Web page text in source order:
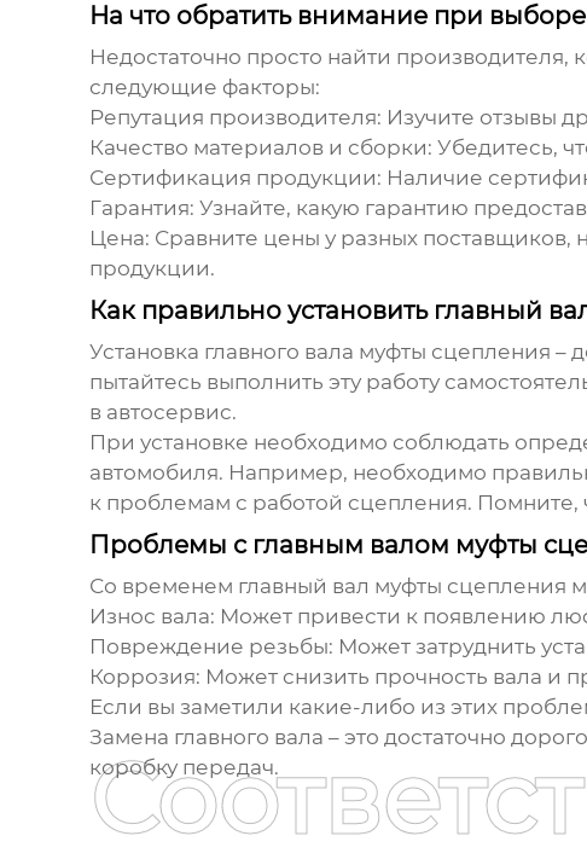
На что обратить внимание при
Недостаточно просто найти производителя,
следующие факторы:
Репутация производителя: Изучите отзывы
Качество материалов и сборки: Убедитесь,
Сертификация продукции: Наличие
Гарантия: Узнайте, какую гарантию
Цена: Сравните цены у разных поставщиков,
продукции.
Как правильно установить главный
Установка главного вала муфты сцепления
пытайтесь выполнить эту работу
в автосервис.
При установке необходимо соблюдать
автомобиля. Например, необходимо
к проблемам с работой сцепления. Помните,
Проблемы с главным валом муфты
Со временем главный вал муфты сцепления
Износ вала: Может привести к появлению
Повреждение резьбы: Может затруднить
Коррозия: Может снизить прочность вала и
Если вы заметили какие-либо из этих
Замена главного вала – это достаточно
коробку передач.